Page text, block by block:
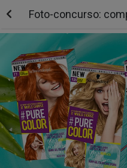
Foto-concurso: